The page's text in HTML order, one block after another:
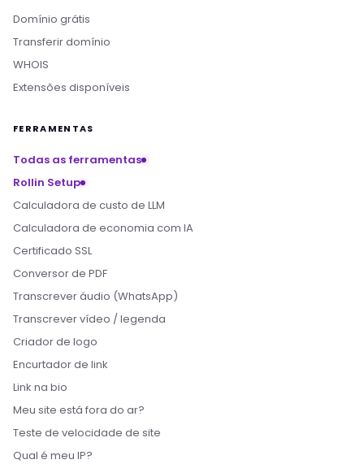
Domínio grátis
Transferir domínio
WHOIS
Extensões disponíveis
FERRAMENTAS
Todas as ferramentas
Rollin Setup
Calculadora de custo de LLM
Calculadora de economia com IA
Certificado SSL
Conversor de PDF
Transcrever áudio (WhatsApp)
Transcrever vídeo / legenda
Criador de logo
Encurtador de link
Link na bio
Meu site está fora do ar?
Teste de velocidade de site
Qual é meu IP?